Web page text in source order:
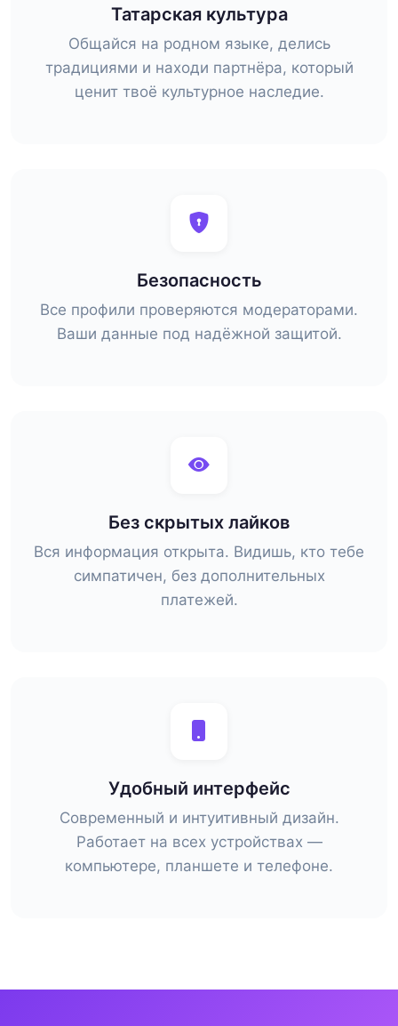
Татарская культура
Общайся на родном языке, делись
традициями и находи партнёра, который
ценит твоё культурное наследие.
Безопасность
Все профили проверяются модераторами.
Ваши данные под надёжной защитой.
Без скрытых лайков
Вся информация открыта. Видишь, кто тебе
симпатичен, без дополнительных
платежей.
Удобный интерфейс
Современный и интуитивный дизайн.
Работает на всех устройствах —
компьютере, планшете и телефоне.